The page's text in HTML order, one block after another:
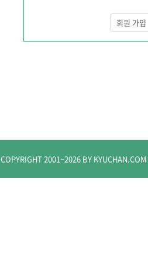
회원 가입
COPYRIGHT 2001~2026BY KYUCHAN.COM